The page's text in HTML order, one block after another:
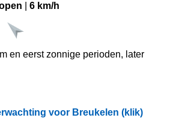
6 km/h
en eerst zonnige perioden, later
voor Breukelen (klik)